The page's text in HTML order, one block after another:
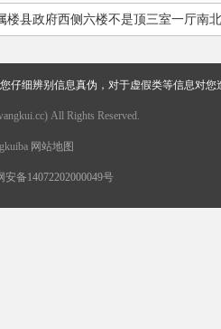
政府西侧六楼不是顶三室一厅南北阳台，
仔细辨别信息真伪，对于虚假类等信息对您
All Rights Reserved.
网站地图
安备14072202000049号